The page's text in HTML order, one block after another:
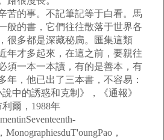
的事。不記筆記等于白看。馬
般的書，它們往往散落于世界各
很多都是深藏秘扃。匯集這類
年才多起來，在這之前，要親往
須一本一本讀，有的是善本，有
年，他已出了三本書，不容易：
說中的誘惑和克制》，《通報》
爾，1988年
MonographiesduT'oungPao，